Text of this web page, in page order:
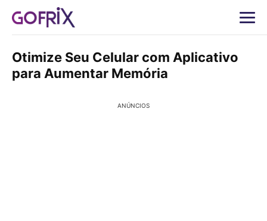
Otimize Seu Celular com Aplicativo
para Aumentar Memória
ANÚNCIOS